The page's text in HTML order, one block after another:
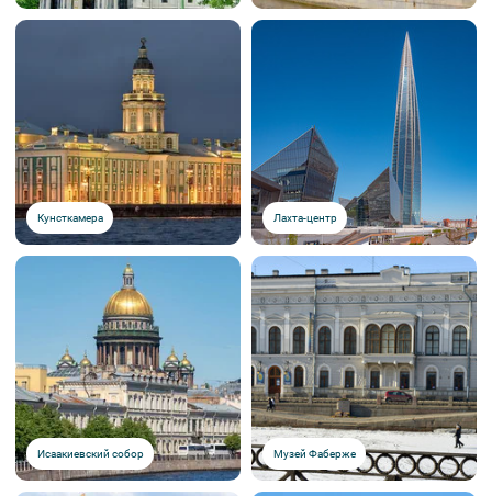
Кунсткамера Лахта-центр
Исаакиевский собор Музей Фаберже